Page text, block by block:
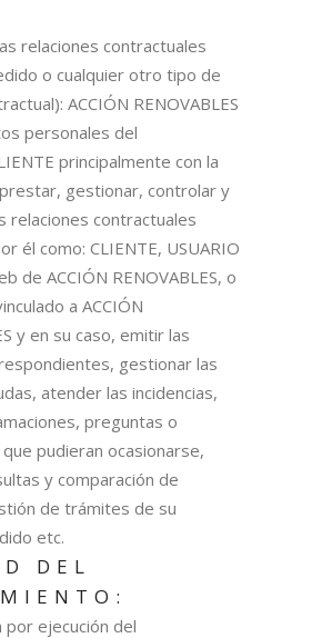
relaciones contractuales
o cualquier otro tipo de
ACCIÓN RENOVABLES
personales del
principalmente con la
gestionar, controlar y
relaciones contractuales
él como: CLIENTE, USUARIO
de ACCIÓN RENOVABLES, o
a ACCIÓN
y en su caso, emitir las
gestionar las
atender las incidencias,
preguntas o
pudieran ocasionarse,
y comparación de
de trámites de su
etc.
DEL
por ejecución del